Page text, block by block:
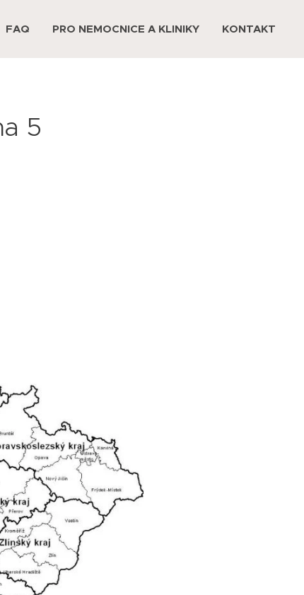
FAQ PRO NEMOCNICE A KLINIKY KONTAKT
5